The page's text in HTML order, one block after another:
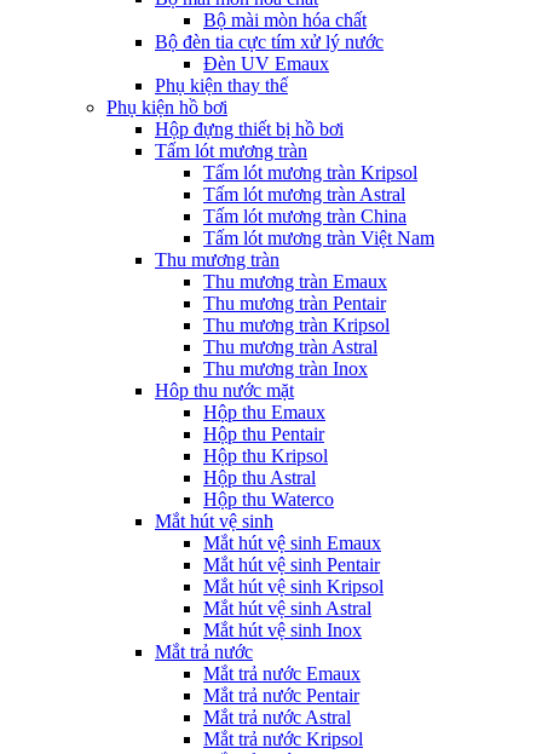
Bộ mài mòn hóa chất
Bộ đèn tia cực tím xử lý nước
Đèn UV Emaux
Phụ kiện thay thế
Phụ kiện hồ bơi
Hộp đựng thiết bị hồ bơi
Tấm lót mương tràn
Tấm lót mương tràn Kripsol
Tấm lót mương tràn Astral
Tấm lót mương tràn China
Tấm lót mương tràn Việt Nam
Thu mương tràn
Thu mương tràn Emaux
Thu mương tràn Pentair
Thu mương tràn Kripsol
Thu mương tràn Astral
Thu mương tràn Inox
Hôp thu nước mặt
Hộp thu Emaux
Hộp thu Pentair
Hộp thu Kripsol
Hộp thu Astral
Hộp thu Waterco
Mắt hút vệ sinh
Mắt hút vệ sinh Emaux
Mắt hút vệ sinh Pentair
Mắt hút vệ sinh Kripsol
Mắt hút vệ sinh Astral
Mắt hút vệ sinh Inox
Mắt trả nước
Mắt trả nước Emaux
Mắt trả nước Pentair
Mắt trả nước Astral
Mắt trả nước Kripsol